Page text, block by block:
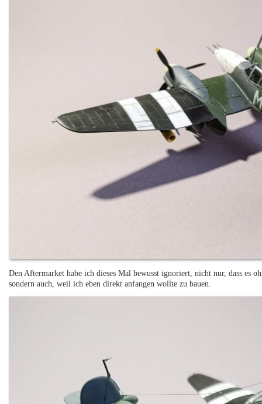
Den Aftermarket habe ich dieses Mal bewusst ignoriert, nicht nur, dass es
sondern auch, weil ich eben direkt anfangen wollte zu bauen.